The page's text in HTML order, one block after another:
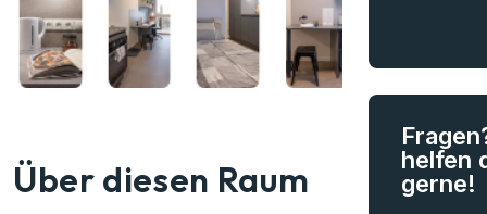
Über diesen Raum
helfen
gerne!